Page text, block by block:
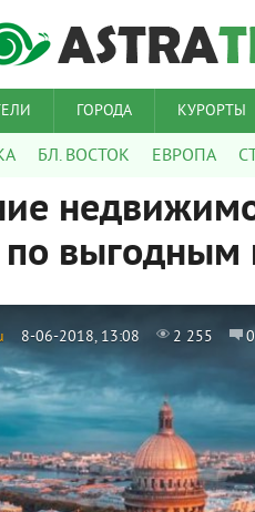
ГОРОДА КУРОРТЫ
БЛ. ВОСТОК ЕВРОПА
по выгодным
8-06-2018, 13:08 2 255 0